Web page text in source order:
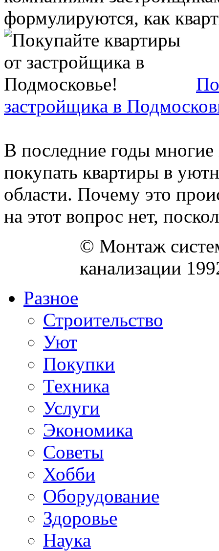
формулируются, как
застройщика в
В последние годы
покупать квартиры в
области. Почему это
на этот вопрос нет,
© Монтаж
канализации
Разное
Строительство
Уют
Покупки
Техника
Услуги
Экономика
Советы
Хобби
Oборудование
Здоровье
Наука